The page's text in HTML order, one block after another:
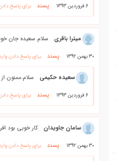
6 فروردین 1393 پسند برای پاسخ
میترا باقری سلام سعیده جان
30 بهمن 1392 پسند برای پاسخ دادن
سعیده حکیمی سلام.ممنون
6 فروردین 1393 پسند برای پاسخ
سامان جاويدان کار خوبی بود
30 بهمن 1392 پسند برای پاسخ دادن